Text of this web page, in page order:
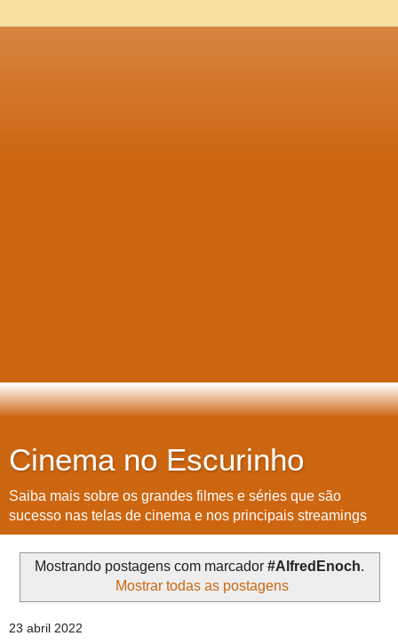
Cinema no Escurinho
Saiba mais sobre os grandes filmes e séries que são
sucesso nas telas de cinema e nos principais streamings
Mostrando postagens com marcador #AlfredEnoch.
Mostrar todas as postagens
23 abril 2022